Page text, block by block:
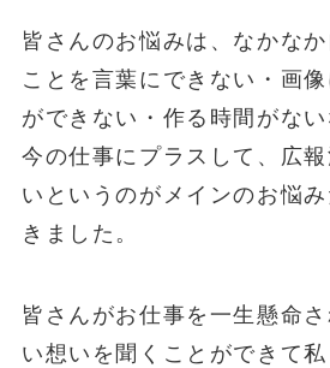
皆さんのお悩みは、なかな
ことを言葉にできない・画
ができない・作る時間がない
今の仕事にプラスして、広
いというのがメインのお悩
きました。
皆さんがお仕事を一生懸命
い想いを聞くことができて